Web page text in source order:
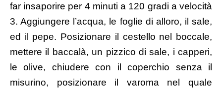
far insaporire per 4 minuti a 120 gradi a velocità
3. Aggiungere l’acqua, le foglie di alloro, il sale,
ed il pepe. Posizionare il cestello nel boccale,
mettere il baccalà, un pizzico di sale, i capperi,
le olive, chiudere con il coperchio senza il
misurino, posizionare il varoma nel quale